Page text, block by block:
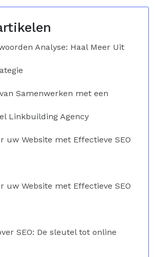
Analyse: Haal Meer Uit
Samenwerken met een
Linkbuilding Agency
uw Website met Effectieve SEO
uw Website met Effectieve SEO
SEO: De sleutel tot online